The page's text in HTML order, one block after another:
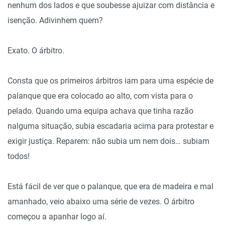
nenhum dos lados e que soubesse ajuizar com distância e
isenção. Adivinhem quem?
Exato. O árbitro.
Consta que os primeiros árbitros iam para uma espécie de
palanque que era colocado ao alto, com vista para o
pelado. Quando uma equipa achava que tinha razão
nalguma situação, subia escadaria acima para protestar e
exigir justiça. Reparem: não subia um nem dois… subiam
todos!
Está fácil de ver que o palanque, que era de madeira e mal
amanhado, veio abaixo uma série de vezes. O árbitro
começou a apanhar logo aí.